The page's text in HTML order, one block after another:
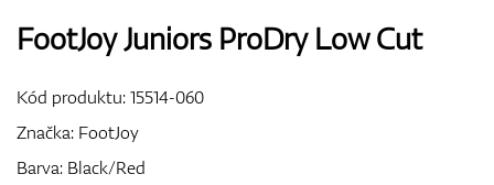
FootJoy Juniors ProDry Low Cut
Kód produktu:15514-060
Značka: FootJoy
Barva: Black/Red